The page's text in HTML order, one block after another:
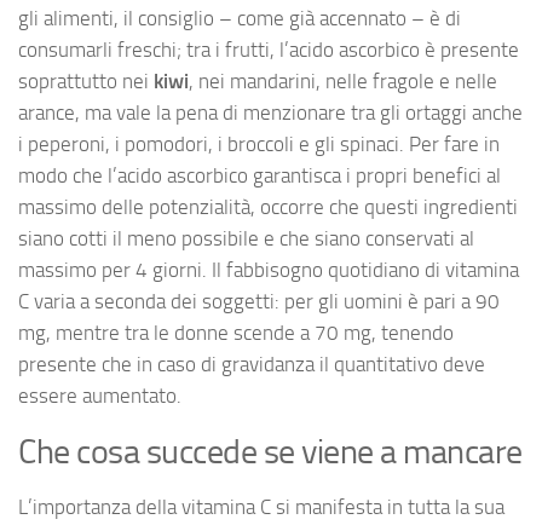
gli alimenti, il consiglio – come già accennato – è di
consumarli freschi; tra i frutti, l’acido ascorbico è presente
soprattutto nei kiwi, nei mandarini, nelle fragole e nelle
arance, ma vale la pena di menzionare tra gli ortaggi anche
i peperoni, i pomodori, i broccoli e gli spinaci. Per fare in
modo che l’acido ascorbico garantisca i propri benefici al
massimo delle potenzialità, occorre che questi ingredienti
siano cotti il meno possibile e che siano conservati al
massimo per 4 giorni. Il fabbisogno quotidiano di vitamina
C varia a seconda dei soggetti: per gli uomini è pari a 90
mg, mentre tra le donne scende a 70 mg, tenendo
presente che in caso di gravidanza il quantitativo deve
essere aumentato.
Che cosa succede se viene a mancare
L’importanza della vitamina C si manifesta in tutta la sua